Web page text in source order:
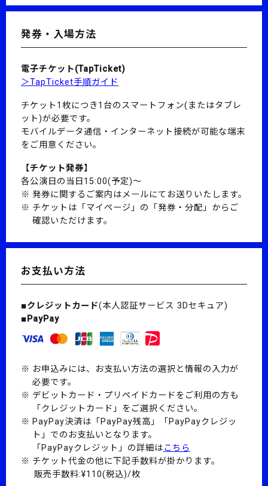
発券・入場方法
電子チケット(TapTicket)
＞TapTicket手順ガイド
チケット1枚につき1台のスマートフォン(またはタブレ
ット)が必要です。
モバイルデータ通信・インターネット接続が可能な端末
をご用意ください。
【チケット発券】
各公演日の当日15:00(予定)～
発券に関するご案内はメールにてお送りいたします。
チケットは「マイページ」の「発券・分配」からご
確認いただけます。
お支払い方法
■クレジットカード(本人認証サービス 3Dセキュア)
■PayPay
お申込みには、お支払い方法の選択と情報の入力が
必要です。
デビットカード・プリペイドカードをご利用の方も
「クレジットカード」をご選択ください。
PayPay決済は「PayPay残高」「PayPayクレジッ
ト」でのお支払いとなります。
「PayPayクレジット」の詳細はこちら
チケット代金の他に下記手数料が掛かります。
販売手数料:¥110(税込)/枚